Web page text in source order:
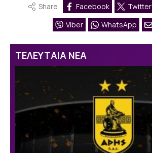
Share Facebook Twitter
Viber
WhatsApp
ΤΕΛΕΥΤΑΙΑ ΝΕΑ